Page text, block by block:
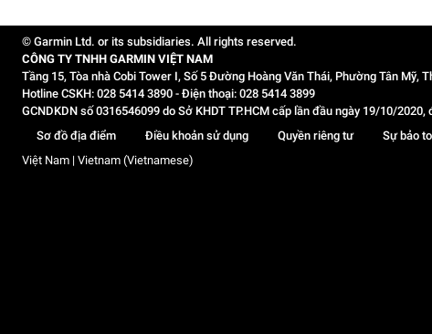
© Garmin Ltd. or its subsidiaries. All rights reserved.
CÔNG TY TNHH GARMIN VIỆT NAM
Tầng 15, Tòa nhà Cobi Tower I, Số 5 Đường Hoàng Văn Thái, Phường Tân Mỹ,
Hotline CSKH: 028 5414 3890 - Điện thoại: 028 5414 3899
GCNDKDN số 0316546099 do Sở KHDT TP.HCM cấp lần đầu ngày 19/10/
Sơ đồ địa điểm
Điều khoản sử dụng Quyền riêng tư
Sự bảo
Việt Nam | Vietnam (Vietnamese)